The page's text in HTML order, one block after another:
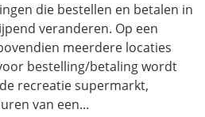
die bestellen en betalen in
veranderen. Op een
meerdere locaties
bestelling/betaling wordt
recreatie supermarkt,
van een...